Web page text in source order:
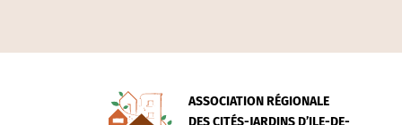
ASSOCIATION RÉGIONALE
DES CITÉS-JARDINS D’ILE-DE-